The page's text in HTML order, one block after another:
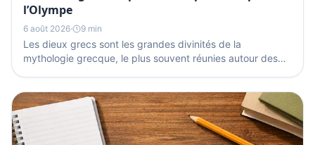
l’Olympe
6 août 2026· 9 min
Les dieux grecs sont les grandes divinités de la
mythologie grecque, le plus souvent réunies autour des